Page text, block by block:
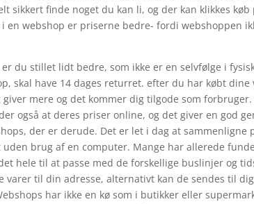
sikkert finde noget du kan li, og der kan klikkes
i en webshop er priserne bedre- fordi webshoppen
du stillet lidt bedre, som ikke er en selvfølge i
skal have 14 dages returret. efter du har købt dine
mere og det kommer dig tilgode som
også at deres priser online, og det giver en god
der er derude. Det er let i dag at sammenligne
brug af en computer. Mange har allerede
hele til at passe med de forskellige buslinjer og
varer til din adresse, alternativt kan de sendes til
har ikke en kø som i butikker eller